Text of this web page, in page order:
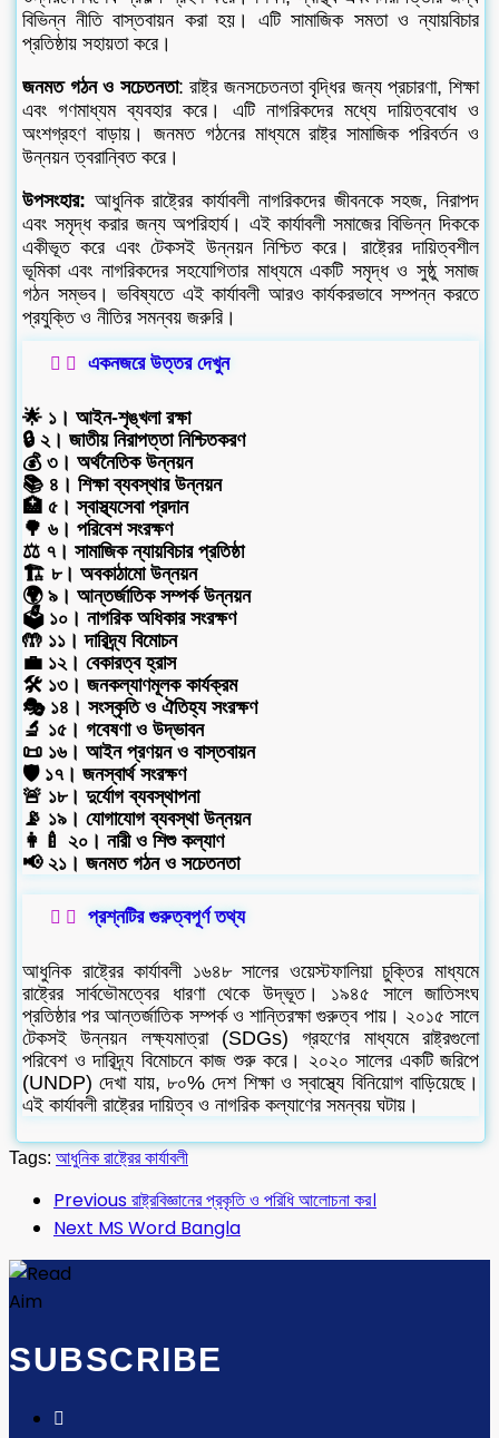
বিভিন্ন নীতি বাস্তবায়ন করা হয়। এটি সামাজিক সমতা ও ন্যায়বিচার
প্রতিষ্ঠায় সহায়তা করে।
জনমত গঠন ও সচেতনতা: রাষ্ট্র জনসচেতনতা বৃদ্ধির জন্য প্রচারণা, শিক্ষা
এবং গণমাধ্যম ব্যবহার করে। এটি নাগরিকদের মধ্যে দায়িত্ববোধ ও
অংশগ্রহণ বাড়ায়। জনমত গঠনের মাধ্যমে রাষ্ট্র সামাজিক পরিবর্তন ও
উন্নয়ন ত্বরান্বিত করে।
উপসংহার: আধুনিক রাষ্ট্রের কার্যাবলী নাগরিকদের জীবনকে সহজ, নিরাপদ
এবং সমৃদ্ধ করার জন্য অপরিহার্য। এই কার্যাবলী সমাজের বিভিন্ন দিককে
একীভূত করে এবং টেকসই উন্নয়ন নিশ্চিত করে। রাষ্ট্রের দায়িত্বশীল
ভূমিকা এবং নাগরিকদের সহযোগিতার মাধ্যমে একটি সমৃদ্ধ ও সুষ্ঠু সমাজ
গঠন সম্ভব। ভবিষ্যতে এই কার্যাবলী আরও কার্যকরভাবে সম্পন্ন করতে
প্রযুক্তি ও নীতির সমন্বয় জরুরি।
একনজরে উত্তর দেখুন
🌟 ১। আইন-শৃঙ্খলা রক্ষা
🔒 ২। জাতীয় নিরাপত্তা নিশ্চিতকরণ
💰 ৩। অর্থনৈতিক উন্নয়ন
📚 ৪। শিক্ষা ব্যবস্থার উন্নয়ন
🏥 ৫। স্বাস্থ্যসেবা প্রদান
🌳 ৬। পরিবেশ সংরক্ষণ
⚖️ ৭। সামাজিক ন্যায়বিচার প্রতিষ্ঠা
🏗️ ৮। অবকাঠামো উন্নয়ন
🌍 ৯। আন্তর্জাতিক সম্পর্ক উন্নয়ন
🗳️ ১০। নাগরিক অধিকার সংরক্ষণ
🤲 ১১। দারিদ্র্য বিমোচন
💼 ১২। বেকারত্ব হ্রাস
🛠️ ১৩। জনকল্যাণমূলক কার্যক্রম
🎭 ১৪। সংস্কৃতি ও ঐতিহ্য সংরক্ষণ
🔬 ১৫। গবেষণা ও উদ্ভাবন
📜 ১৬। আইন প্রণয়ন ও বাস্তবায়ন
🛡️ ১৭। জনস্বার্থ সংরক্ষণ
🚨 ১৮। দুর্যোগ ব্যবস্থাপনা
📡 ১৯। যোগাযোগ ব্যবস্থা উন্নয়ন
👩‍🍼 ২০। নারী ও শিশু কল্যাণ
📢 ২১। জনমত গঠন ও সচেতনতা
প্রশ্নটির গুরুত্বপূর্ণ তথ্য
আধুনিক রাষ্ট্রের কার্যাবলী ১৬৪৮ সালের ওয়েস্টফালিয়া চুক্তির মাধ্যমে
রাষ্ট্রের সার্বভৌমত্বের ধারণা থেকে উদ্ভূত। ১৯৪৫ সালে জাতিসংঘ
প্রতিষ্ঠার পর আন্তর্জাতিক সম্পর্ক ও শান্তিরক্ষা গুরুত্ব পায়। ২০১৫ সালে
টেকসই উন্নয়ন লক্ষ্যমাত্রা (SDGs) গ্রহণের মাধ্যমে রাষ্ট্রগুলো
পরিবেশ ও দারিদ্র্য বিমোচনে কাজ শুরু করে। ২০২০ সালের একটি জরিপে
(UNDP) দেখা যায়, ৮০% দেশ শিক্ষা ও স্বাস্থ্যে বিনিয়োগ বাড়িয়েছে।
এই কার্যাবলী রাষ্ট্রের দায়িত্ব ও নাগরিক কল্যাণের সমন্বয় ঘটায়।
Tags: আধুনিক রাষ্ট্রের কার্যাবলী
Previousরাষ্ট্রবিজ্ঞানের প্রকৃতি ও পরিধি আলোচনা কর।
Next MS Word Bangla
SUBSCRIBE